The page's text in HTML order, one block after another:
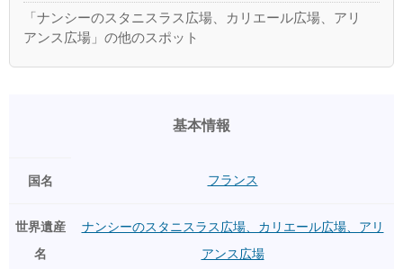
「ナンシーのスタニスラス広場、カリエール広場、アリ
アンス広場」の他のスポット
基本情報
国名 フランス
世界遺産
名
ナンシーのスタニスラス広場、カリエール広場、アリ
アンス広場